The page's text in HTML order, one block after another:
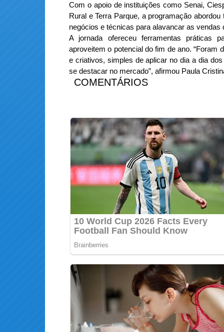
Com o apoio de instituições como Senai,
Rural e Terra Parque, a programação
negócios e técnicas para alavancar as vendas
A jornada ofereceu ferramentas práticas
aproveitem o potencial do fim de ano. “Foram
e criativos, simples de aplicar no dia a dia
se destacar no mercado”, afirmou Paula
COMENTÁRIOS